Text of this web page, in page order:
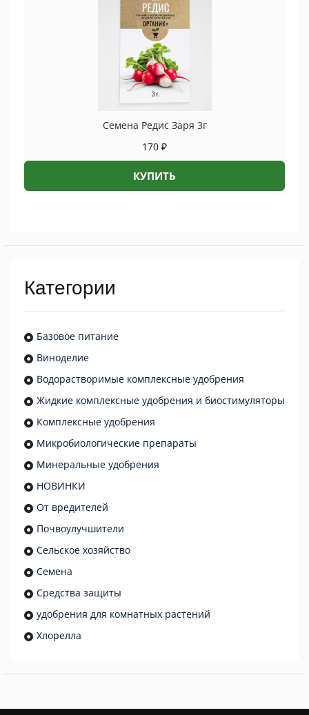
Семена Редис Заря 3г
170 ₽
КУПИТЬ
Категории
Базовое питание
Виноделие
Водорастворимые комплексные удобрения
Жидкие комплексные удобрения и биостимуляторы
Комплексные удобрения
Микробиологические препараты
Минеральные удобрения
НОВИНКИ
От вредителей
Почвоулучшители
Сельское хозяйство
Семена
Средства защиты
удобрения для комнатных растений
Хлорелла